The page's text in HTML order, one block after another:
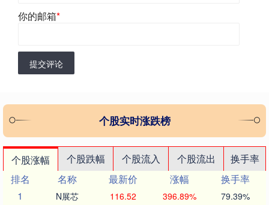
你的邮箱*
提交评论
个股实时涨跌榜
个股涨幅 个股跌幅 个股流入 个股流出
换手率
排名
名称 最新价 涨幅
换手率
1
N展芯 116.52 396.89% 79.39%